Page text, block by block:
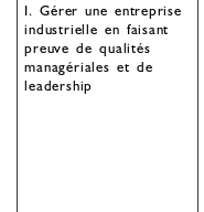
I. Gérer une entreprise
industrielle en faisant
preuve de qualités
managériales et de
leadership